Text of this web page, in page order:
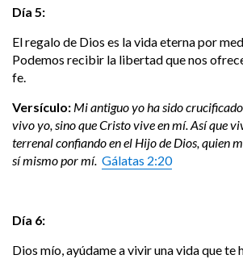
Día 5:
El regalo de Dios es la vida eterna por
Podemos recibir la libertad que nos
fe.
Versículo: Mi antiguo yo ha sido
vivo yo, sino que Cristo vive en mí. Así que
terrenal confiando en el Hijo de Dios, quien
sí mismo por mí. Gálatas 2:20
Día 6:
Dios mío, ayúdame a vivir una vida que te